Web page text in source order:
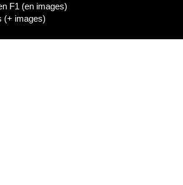
F1 (en images)
(+ images)